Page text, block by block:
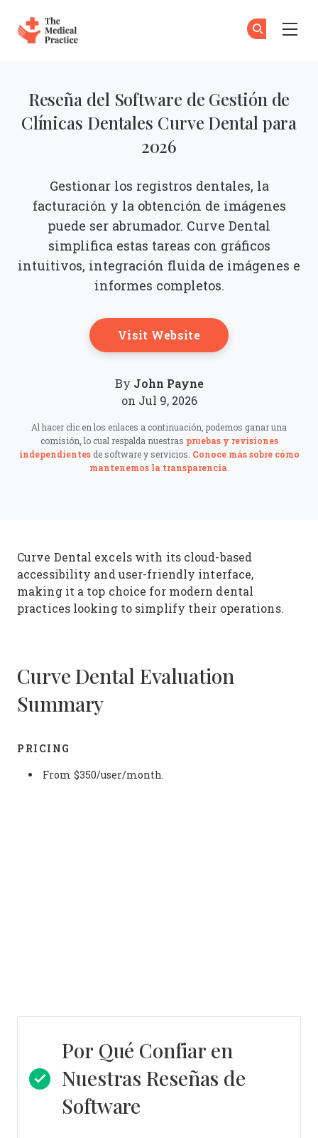
Reseña del Software de Gestión de
Clínicas Dentales Curve Dental para
2026
Gestionar los registros dentales, la
facturación y la obtención de imágenes
puede ser abrumador. Curve Dental
simplifica estas tareas con gráficos
intuitivos, integración fluida de imágenes e
informes completos.
Visit WebsiteOpens New
By John Payne
on Jul 9, 2026
Al hacer clic en los enlaces a continuación, podemos ganar una
comisión, lo cual respalda nuestras pruebas y revisiones
independientesde software y servicios. Conoce más sobre cómo
mantenemos la transparencia
Curve Dental excels with its cloud-based
accessibility and user-friendly interface,
making it a top choice for modern dental
practices looking to simplify their operations.
Curve Dental Evaluation
Summary
PRICING
From $350/user/month.
Por Qué Confiar en
Nuestras Reseñas de
Software